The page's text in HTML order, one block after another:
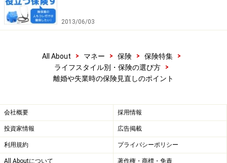
安心をもたらすことでしょう。新生活の始まりととも
に、保険の選び直しも忘れないようにしたいものです。
取材・文/小川千尋（ファイナンシャル・プランナー）
2013/06/03
All About > マネー > 保険 > 保険特集
>
ライフスタイル別・保険の選び方
>
離婚や失業時の保険見直しのポイント
会社概要 採用情報
投資家情報 広告掲載
利用規約 プライバシーポリシー
All Aboutについて 著作権・商標・免責